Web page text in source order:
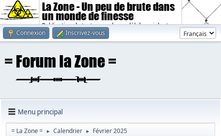
La Zone - Un peu de brute dans
un monde de finesse
Publication de textes sombres, débiles, violents.
Connexion
Inscrivez-vous
Menu principal
= La Zone = ► Calendrier ► Février 2025